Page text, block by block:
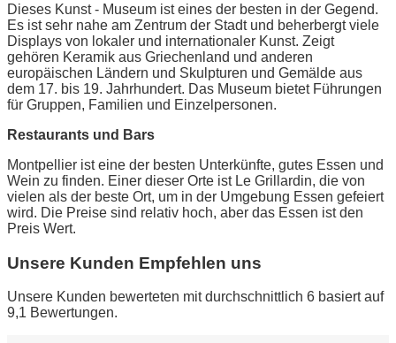
Dieses Kunst - Museum ist eines der besten in der Gegend.
Es ist sehr nahe am Zentrum der Stadt und beherbergt viele
Displays von lokaler und internationaler Kunst. Zeigt
gehören Keramik aus Griechenland und anderen
europäischen Ländern und Skulpturen und Gemälde aus
dem 17. bis 19. Jahrhundert. Das Museum bietet Führungen
für Gruppen, Familien und Einzelpersonen.
Restaurants und Bars
Montpellier ist eine der besten Unterkünfte, gutes Essen und
Wein zu finden. Einer dieser Orte ist Le Grillardin, die von
vielen als der beste Ort, um in der Umgebung Essen gefeiert
wird. Die Preise sind relativ hoch, aber das Essen ist den
Preis Wert.
Unsere Kunden Empfehlen uns
Unsere Kunden bewerteten mit durchschnittlich 6 basiert auf
9,1 Bewertungen.